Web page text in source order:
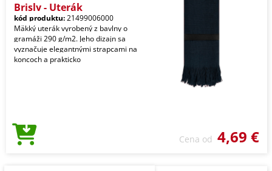
Brisly - Uterák
kód produktu:21499006000
Mäkký uterák vyrobený z bavlny o
gramáži 290 g/m2. Jeho dizajn sa
vyznačuje elegantnými strapcami na
koncoch a prakticko
Cena od 4,69 €